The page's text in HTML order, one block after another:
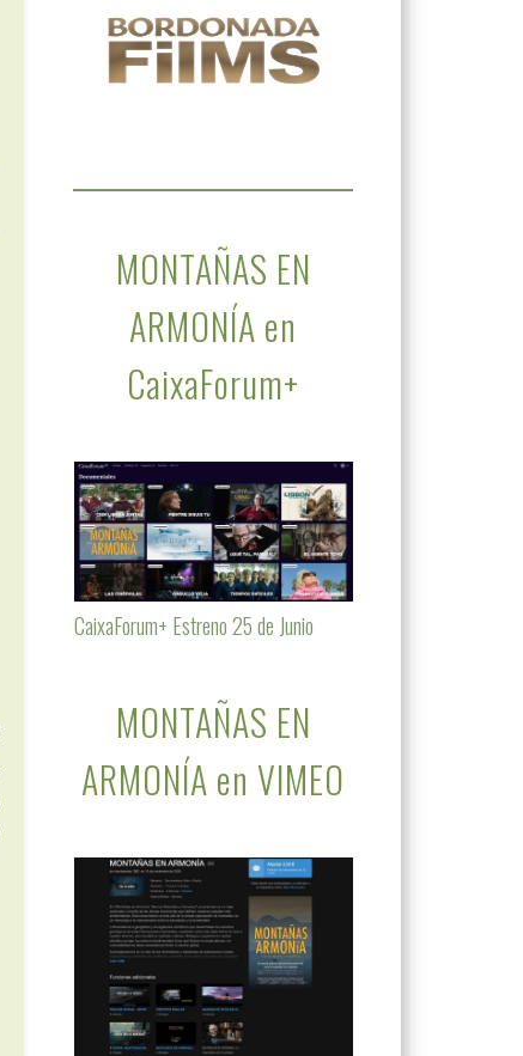
MONTAÑAS EN
ARMONÍA en
CaixaForum+
CaixaForum+ Estreno 25 de Junio
MONTAÑAS EN
ARMONÍA en VIMEO